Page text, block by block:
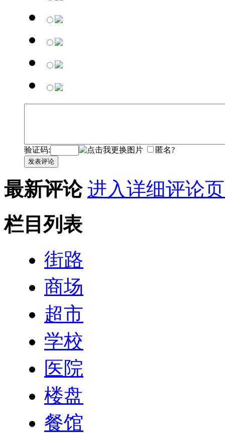
验证码: 匿名?
发表评论
最新评论 进入详细评论
栏目列表
街路
商场
超市
学校
医院
楼盘
餐馆